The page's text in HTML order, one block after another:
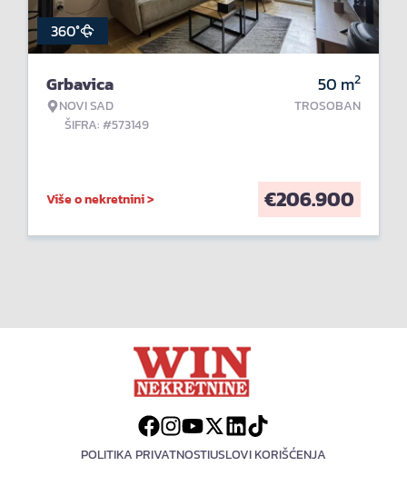
360°
Grbavica
NOVI SAD
ŠIFRA: #573149
50 m2
TROSOBAN
Više o nekretnini > €206.900
POLITIKA PRIVATNOSTIUSLOVI KORIŠĆENJA